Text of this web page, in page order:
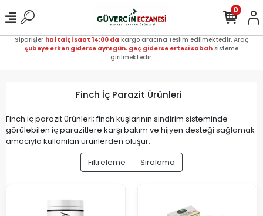
Siparişler haftaiçi saat 14:00 da kargo aracına teslim edilmektedir. Araç
şubeye erken giderse aynı gün, geç giderse ertesi sabah sisteme
girilmektedir.
0
Finch İç Parazit Ürünleri
Finch iç parazit ürünleri; finch kuşlarının sindirim sisteminde
görülebilen iç parazitlere karşı bakım ve hijyen desteği sağlamak
amacıyla kullanılan ürünlerden oluşur.
Filtreleme
Sıralama